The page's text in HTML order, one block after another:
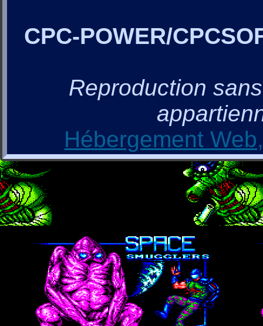
CPC-POWER/
Reproduction
Hébergement